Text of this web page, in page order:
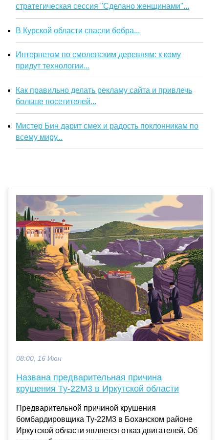
стратегическая сессия "Сделано женщинами"...
В Курской области спасли бобра...
Интернетом по смоленским деревням: к кому
придут технологии...
Как правильно делать рекламу сайта и привлечь
больше посетителей...
Мистер Бин дарит смех и радость поклонникам по
всему миру...
08:00, 16 Июн
Названа предварительная причина
крушения Ту-22М3 в Иркутской области
Предварительной причиной крушения
бомбардировщика Ту-22М3 в Боханском районе
Иркутской области является отказ двигателей. Об